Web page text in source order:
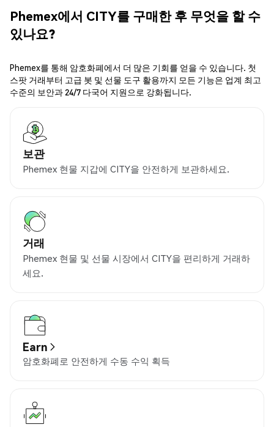
Phemex에서 CITY를 구매한 후 무엇을 할 수
있나요?
Phemex를 통해 암호화폐에서 더 많은 기회를 얻을 수 있습니다. 첫
스팟 거래부터 고급 봇 및 선물 도구 활용까지 모든 기능은 업계 최고
수준의 보안과 24/7 다국어 지원으로 강화됩니다.
보관
Phemex 현물 지갑에 CITY을 안전하게 보관하세요.
거래
Phemex 현물 및 선물 시장에서 CITY을 편리하게 거래하
세요.
Earn
암호화폐로 안전하게 수동 수익 획득